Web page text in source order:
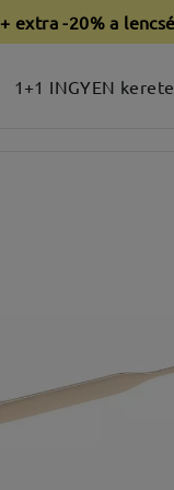
extra -20% a
1+1 INGYEN